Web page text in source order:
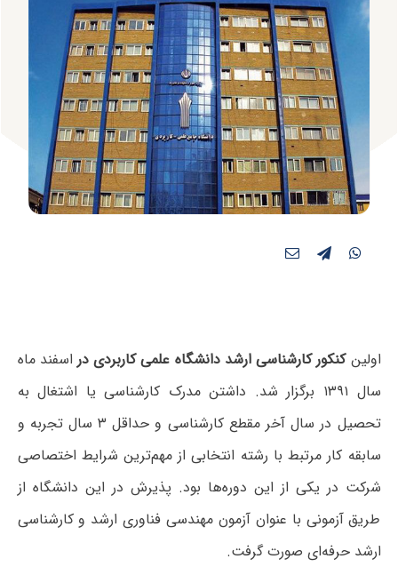
اولینکنکور کارشناسی ارشد دانشگاه علمی کاربردی دراسفند ماه
سال ۱۳۹۱ برگزار شد. داشتن مدرک کارشناسی یا اشتغال به
تحصیل در سال آخر مقطع کارشناسی و حداقل ۳ سال تجربه و
سابقه کار مرتبط با رشته انتخابی از مهم‌ترین شرایط اختصاصی
شرکت در یکی از این دوره‌ها بود. پذیرش در این دانشگاه از
طریق آزمونی با عنوان آزمون مهندسی فناوری ارشد و کارشناسی
ارشد حرفه‌ای صورت گرفت.